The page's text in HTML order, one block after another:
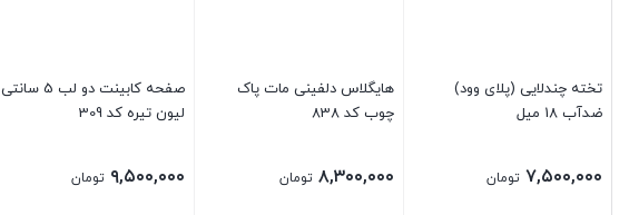
تخته چندلایی (پلای وود)
ضدآب 18 میل
۷,۵۰۰,۰۰۰ تومان
هایگلاس دلفینی مات پاک
چوب کد 838
۸,۳۰۰,۰۰۰ تومان
صفحه کابینت دو لب 5 سانتی
لیون تیره کد 309
۹,۵۰۰,۰۰۰ تومان